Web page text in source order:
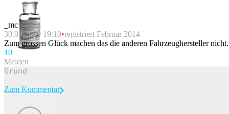
_mc
30.03.2019 19:10 registriert Februar 2014
Zum grossen Glück machen das die anderen Fahrzeughersteller nicht.
10
Melden
Zum Kommentar